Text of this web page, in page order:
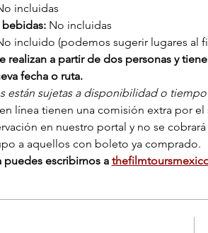
incluidas
No incluidas
incluido (podemos sugerir lugares al
realizan a partir de dos personas y
fecha o ruta.
están sujetas a disponibilidad o
línea tienen una comisión extra por
en nuestro portal y no se
a aquellos con boleto ya comprado.
escribirnos a